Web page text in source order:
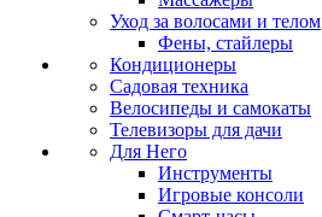
Уход за волосами и телом
Фены, стайлеры
Кондиционеры
Садовая техника
Велосипеды и самокаты
Телевизоры для дачи
Для Него
Инструменты
Игровые консоли